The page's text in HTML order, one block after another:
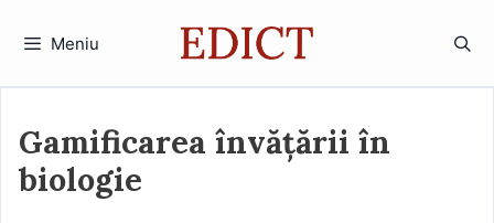
Meniu
Gamificarea învățării în
biologie